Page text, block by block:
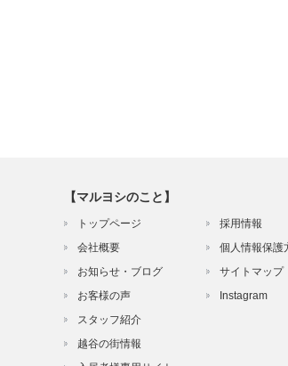
【マルヨシのこと】
トップページ
会社概要
お知らせ・ブログ
お客様の声
スタッフ紹介
越谷の街情報
採用情報
個人情報保護
サイトマップ
Instagram